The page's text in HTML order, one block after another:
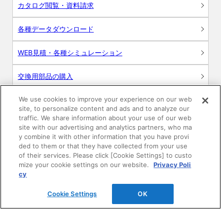
カタログ閲覧・資料請求
各種データダウンロード
WEB見積・各種シミュレーション
交換用部品の購入
修理・点検
お問い合わせ
ログイン
建築・設計関係者様向けサイト
ユーザー登録サービス
We use cookies to improve your experience on our web
site, to personalize content and ads and to analyze our
traffic. We share information about your use of our web
site with our advertising and analytics partners, who ma
y combine it with other information that you have provi
ded to them or that they have collected from your use
of their services. Please click [Cookie Settings] to custo
mize your cookie settings on our website.
Privacy Poli
cy
Cookie Settings OK